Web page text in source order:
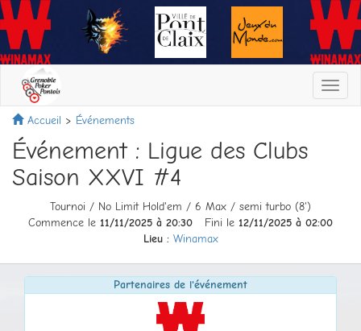
Accueil Événements
Événement : Ligue des Clubs
Saison XXVI #4
Tournoi / No Limit Hold'em / 6 Max / semi turbo (8')
Commence le 11/11/2025 à 20:30 Fini le 12/11/2025 à 02:00
Lieu : Winamax
Partenaires de l'événement